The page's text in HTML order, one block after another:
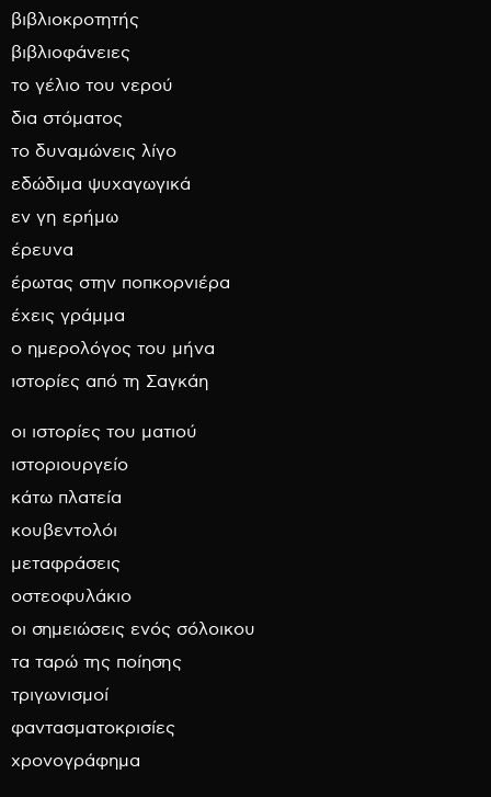
βιβλιοκροτητής
βιβλιοφάνειες
το γέλιο του νερού
δια στόματος
το δυναμώνεις λίγο
εδώδιμα ψυχαγωγικά
εν γη ερήμω
έρευνα
έρωτας στην ποπκορνιέρα
έχεις γράμμα
ο ημερολόγος του μήνα
ιστορίες από τη Σαγκάη
οι ιστορίες του ματιού
ιστοριουργείο
κάτω πλατεία
κουβεντολόι
μεταφράσεις
οστεοφυλάκιο
οι σημειώσεις ενός σόλοικου
τα ταρώ της ποίησης
τριγωνισμοί
φαντασματοκρισίες
χρονογράφημα